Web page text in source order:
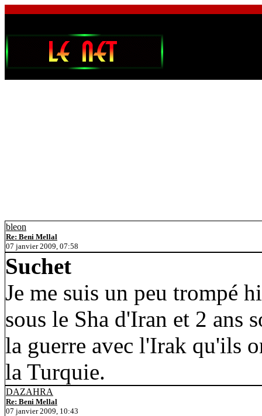
bleon
Re: Beni Mellal
07 janvier 2009, 07:58
Suchet
Je me suis un peu trompé
sous le Sha d'Iran et 2 ans
la guerre avec l'Irak qu'ils
la Turquie.
DAZAHRA
Re: Beni Mellal
07 janvier 2009, 10:43